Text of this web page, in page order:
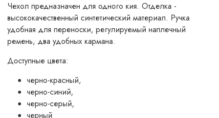
Чехол предназначен для одного кия. Отделка -
высококачественный синтетический материал. Ручка
удобная для переноски, регулируемый наплечный
ремень, два удобных кармана.
Доступные цвета:
черно-красный,
черно-синий,
черно-серый,
черный